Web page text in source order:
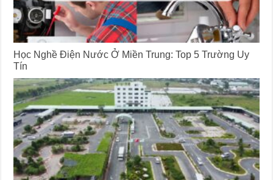
Học Nghề Điện Nước Ở Miền Trung: Top 5 Trường Uy
Tín